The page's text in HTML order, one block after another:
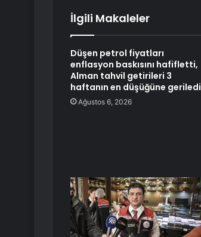
İlgili Makaleler
Düşen petrol fiyatları
enflasyon baskısını hafifletti,
Alman tahvil getirileri 3
haftanın en düşüğüne geriledi
Ağustos 6, 2026